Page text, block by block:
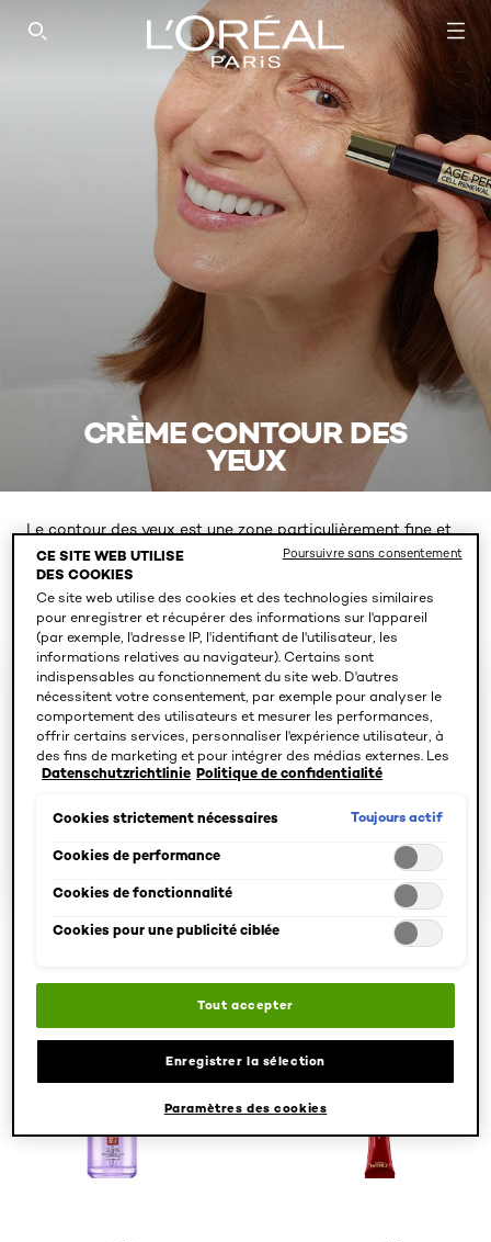
SEARCH THIS SITE
CRÈME CONTOUR DES
YEUX
Le contour des yeux est une zone particulièrement fine et
sensible. Elle a donc besoin de soins adaptés. Découvrez
l'efficacité des soins hydratants contour des yeux de
L'Oréal Paris.
4 résultat(s)
SPÉCIFIER LES BESOINS
TOUT SUPPRIMER
CE SITE WEB UTILISE
DES COOKIES
Ce site web utilise des cookies et des technologies similaires
pour enregistrer et récupérer des informations sur l'appareil
(par exemple, l'adresse IP, l'identifiant de l'utilisateur, les
informations relatives au navigateur). Certains sont
indispensables au fonctionnement du site web. D'autres
nécessitent votre consentement, par exemple pour analyser le
comportement des utilisateurs et mesurer les performances,
offrir certains services, personnaliser l'expérience utilisateur, à
des fins de marketing et pour intégrer des médias externes. Les
cookies non indispensables peuvent être acceptés directement
»). Il est également possible de personnaliser les paramètres et
pouvez modifier votre sélection à tout moment en cliquant sur le
lien « Paramètres des cookies ». Pour plus d'informations,
veuillez consulter notre politique de confidentialité.
Datenschutzrichtlinie Politique de confidentialité
Cookies strictement nécessaires Toujours actif
Cookies de performance
Cookies de fonctionnalité
Cookies pour une publicité ciblée
Tout accepter
Enregistrer la sélection
Paramètres des cookies
Poursuivre sans consentement